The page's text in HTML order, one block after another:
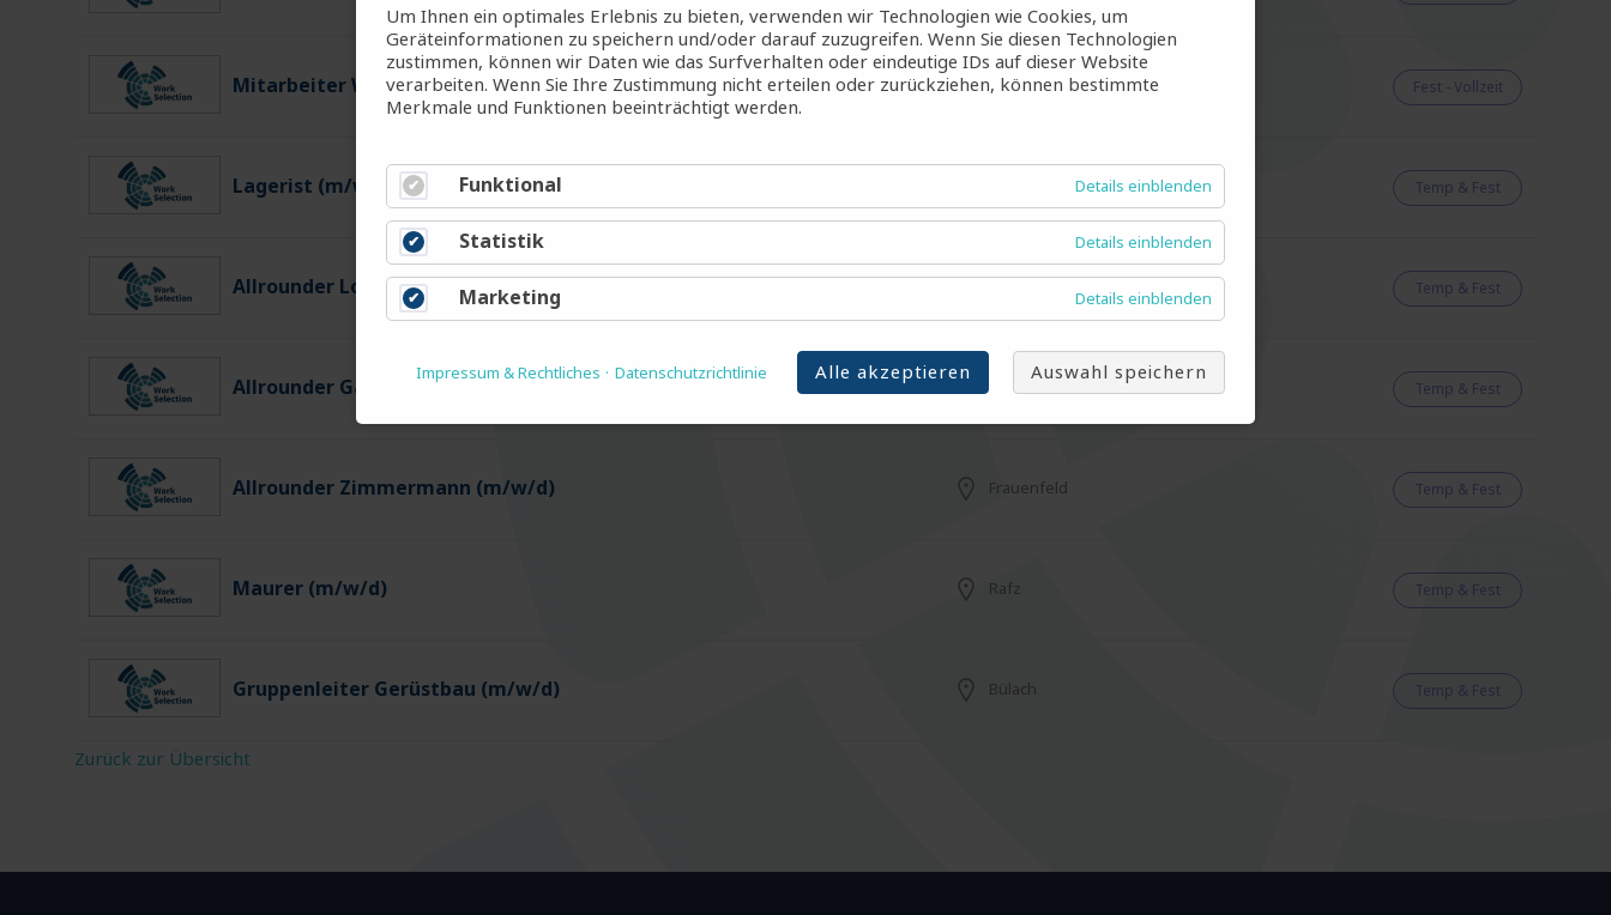
Mitarbeiter Warenein-/ausgang (m/w/d) Mägenwil Fest - Vollzeit
Lagerist (m/w/d) Temp & Fest
Allrounder Logistiker (m/w/d) Temp & Fest
Allrounder Gartenbau (m/w/d) Arbon Temp & Fest
Allrounder Zimmermann (m/w/d) Frauenfeld Temp & Fest
Maurer (m/w/d) Rafz Temp & Fest
Gruppenleiter Gerüstbau (m/w/d) Bülach Temp & Fest
Zurück zur Übersicht
Um Ihnen ein optimales Erlebnis zu bieten, verwenden wir Technologien wie Cookies, um
Geräteinformationen zu speichern und/oder darauf zuzugreifen. Wenn Sie diesen Technologien
zustimmen, können wir Daten wie das Surfverhalten oder eindeutige IDs auf dieser Website
verarbeiten. Wenn Sie Ihre Zustimmung nicht erteilen oder zurückziehen, können bestimmte
Merkmale und Funktionen beeinträchtigt werden.
Funktional Details einblenden
Statistik Details einblenden
Marketing Details einblenden
Auswahl speichern
Alle akzeptieren
Impressum & Rechtliches Datenschutzrichtlinie